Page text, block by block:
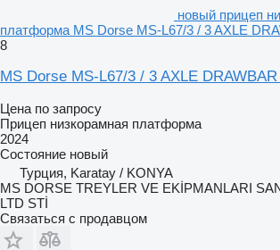
новый прицеп
платформа MS Dorse MS-L67/3 / 3 AXLE
8
MS Dorse MS-L67/3 / 3 AXLE
Цена по запросу
Прицеп низкорамная платформа
2024
Состояние новый
Турция, Karatay / KONYA
MS DORSE TREYLER VE EKİPMANLARI
LTD STİ
Связаться с продавцом